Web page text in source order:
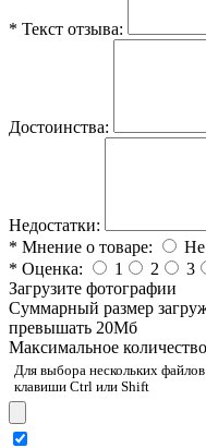
* Текст отзыва:
Достоинства:
Недостатки:
* Мнение о товаре: Не
* Оценка: 1 2 3
Загрузите фотографии
Cуммарный размер
превышать 20Мб
Максимальное
Для выбора нескольких
клавиши Ctrl или Shift